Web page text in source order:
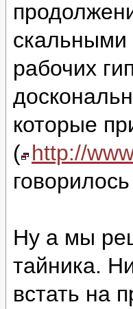
скальными
рабочих
которые
( http://
Ну а мы
тайника.
встать на